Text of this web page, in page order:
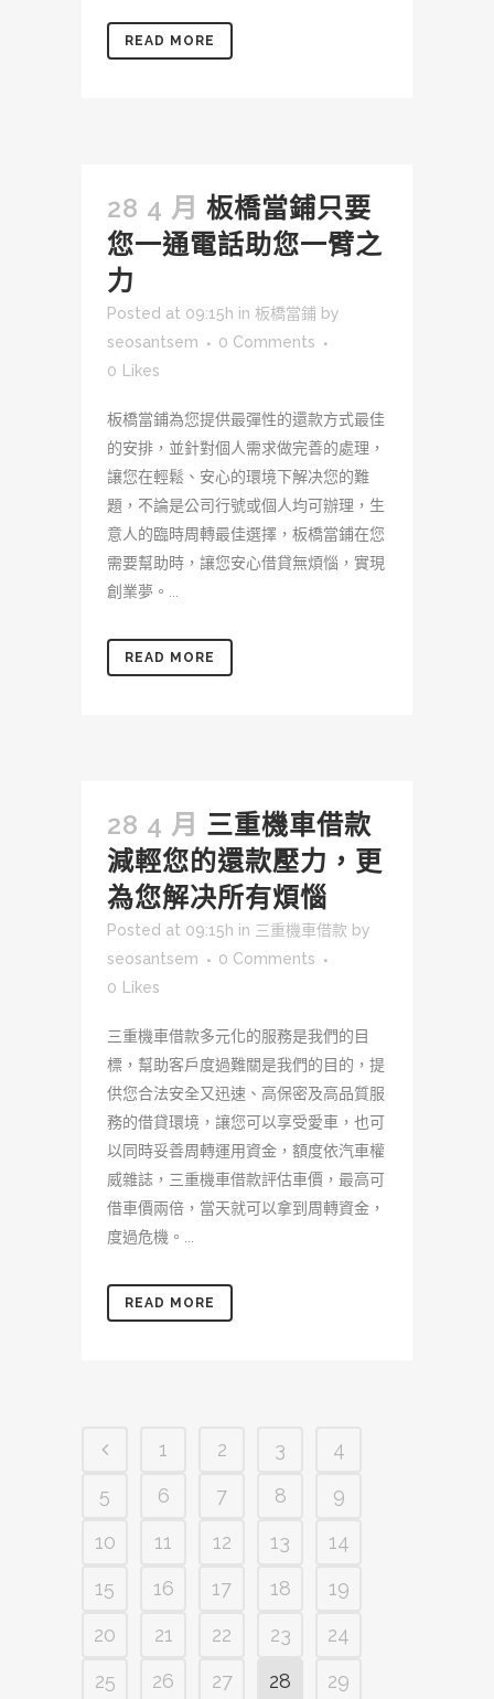
READ MORE
28 4 月 板橋當鋪只要
您一通電話助您一臂之
力
Posted at 09:15h in 板橋當鋪 by
seosantsem
0 Comments
0 Likes
板橋當鋪為您提供最彈性的還款方式最佳
的安排，並針對個人需求做完善的處理，
讓您在輕鬆、安心的環境下解决您的難
題，不論是公司行號或個人均可辦理，生
意人的臨時周轉最佳選擇，板橋當鋪在您
需要幫助時，讓您安心借貸無煩惱，實現
創業夢。...
READ MORE
28 4 月 三重機車借款
減輕您的還款壓力，更
為您解决所有煩惱
Posted at 09:15h in 三重機車借款 by
seosantsem
0 Comments
0 Likes
三重機車借款多元化的服務是我們的目
標，幫助客戶度過難關是我們的目的，提
供您合法安全又迅速、高保密及高品質服
務的借貸環境，讓您可以享受愛車，也可
以同時妥善周轉運用資金，額度依汽車權
威雜誌，三重機車借款評估車價，最高可
借車價兩倍，當天就可以拿到周轉資金，
度過危機。...
READ MORE
1 2 3
4
5
6 7 8
9
10
11 12 13
14
15
16 17 18
19
20
21 22 23
24
25
26 27 28
29